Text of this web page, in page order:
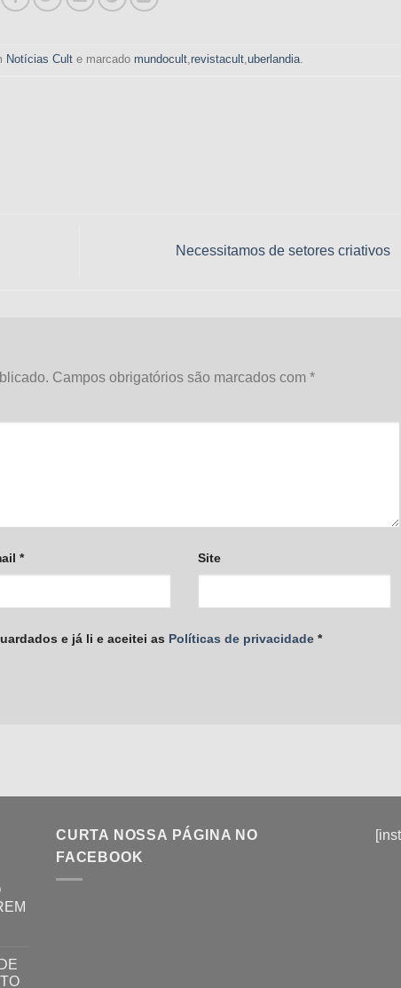
Notícias Cult e marcado mundocult,revistacult,uberlandia.
Necessitamos de setores criativos
Campos obrigatórios são marcados com *
* Site
e já li e aceitei as Políticas de privacidade *
CURTA NOSSA PÁGINA NO
FACEBOOK